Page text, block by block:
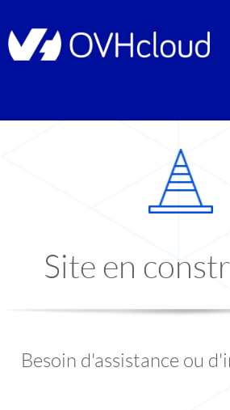
Site en
Besoin d'assistance ou